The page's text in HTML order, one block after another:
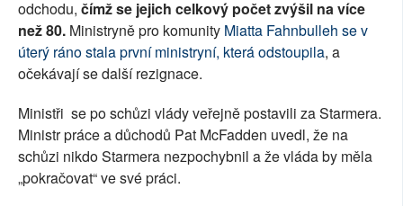
odchodu, čímž se jejich celkový počet zvýšil na více
než 80. Ministryně pro komunity Miatta Fahnbulleh se v
úterý ráno stala první ministryní, která odstoupila, a
očekávají se další rezignace.
Ministři se po schůzi vlády veřejně postavili za Starmera.
Ministr práce a důchodů Pat McFadden uvedl, že na
schůzi nikdo Starmera nezpochybnil a že vláda by měla
„pokračovat“ ve své práci.